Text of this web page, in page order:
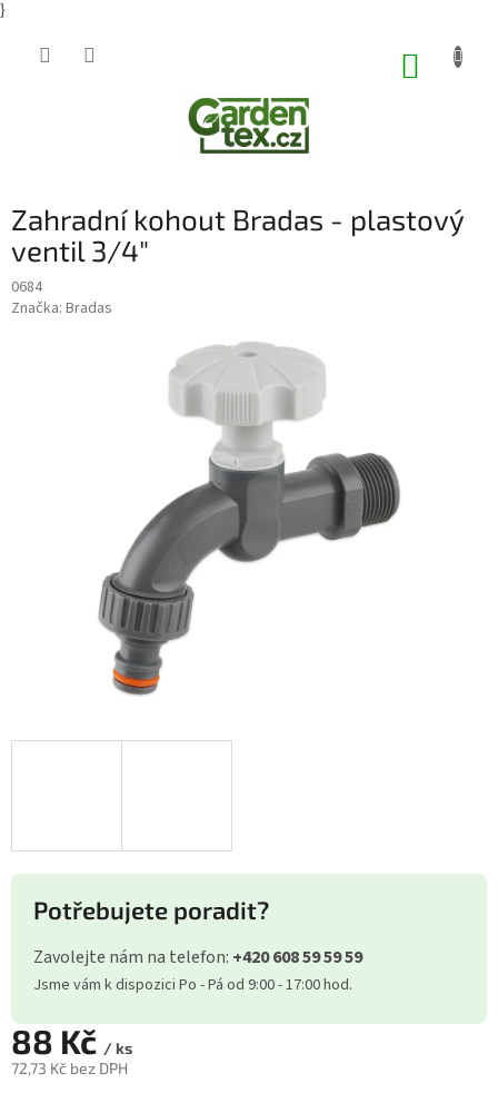
}
Zahradní kohout Bradas - plastový
ventil 3/4"
0684
Značka: Bradas
Potřebujete poradit?
Zavolejte nám na telefon: +420 608 59 59 59
Jsme vám k dispozici Po - Pá od 9:00 - 17:00 hod.
88 Kč / ks
72,73 Kč bez DPH